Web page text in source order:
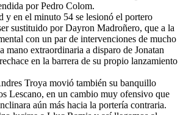
por Pedro Colom.
y en el minuto 54 se lesionó el portero
sustituido por Dayron Madroñero, que a la
con un par de intervenciones de mucho
mano extraordinaria a disparo de Jonatan
en la barrera de su propio lanzamiento
Troya movió también su banquillo
Lescano, en un cambio muy ofensivo que
aún más hacia la portería contraria.